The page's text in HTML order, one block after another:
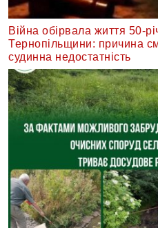
Війна обірвала життя 50-
Тернопільщини: причина
судинна недостатність